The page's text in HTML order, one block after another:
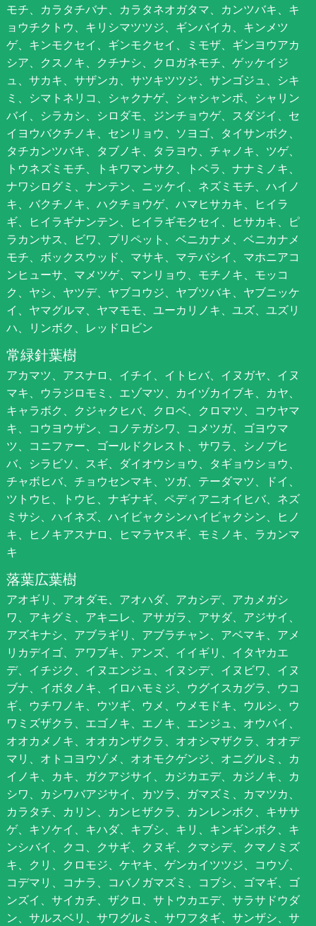
モチ、カラタチバナ、カラタネオガタマ、カンツバキ、キ
ョウチクトウ、キリシマツツジ、ギンバイカ、キンメツ
ゲ、キンモクセイ、ギンモクセイ、ミモザ、ギンヨウアカ
シア、クスノキ、クチナシ、クロガネモチ、ゲッケイジ
ュ、サカキ、サザンカ、サツキツツジ、サンゴジュ、シキ
ミ、シマトネリコ、シャクナゲ、シャシャンポ、シャリン
バイ、シラカシ、シロダモ、ジンチョウゲ、スダジイ、セ
イヨウバクチノキ、センリョウ、ソヨゴ、タイサンボク、
タチカンツバキ、タブノキ、タラヨウ、チャノキ、ツゲ、
トウネズミモチ、トキワマンサク、トベラ、ナナミノキ、
ナワシログミ、ナンテン、ニッケイ、ネズミモチ、ハイノ
キ、バクチノキ、ハクチョウゲ、ハマヒサカキ、ヒイラ
ギ、ヒイラギナンテン、ヒイラギモクセイ、ヒサカキ、ピ
ラカンサス、ビワ、プリペット、ベニカナメ、ベニカナメ
モチ、ボックスウッド、マサキ、マテバシイ、マホニアコ
ンヒューサ、マメツゲ、マンリョウ、モチノキ、モッコ
ク、ヤシ、ヤツデ、ヤブコウジ、ヤブツバキ、ヤブニッケ
イ、ヤマグルマ、ヤマモモ、ユーカリノキ、ユズ、ユズリ
ハ、リンボク、レッドロビン
常緑針葉樹
アカマツ、アスナロ、イチイ、イトヒバ、イヌガヤ、イヌ
マキ、ウラジロモミ、エゾマツ、カイヅカイブキ、カヤ、
キャラボク、クジャクヒバ、クロベ、クロマツ、コウヤマ
キ、コウヨウザン、コノテガシワ、コメツガ、ゴヨウマ
ツ、コニファー、ゴールドクレスト、サワラ、シノブヒ
バ、シラビソ、スギ、ダイオウショウ、タギョウショウ、
チャボヒバ、チョウセンマキ、ツガ、テーダマツ、ドイ、
ツトウヒ、トウヒ、ナギナギ、ペディアニオイヒバ、ネズ
ミサシ、ハイネズ、ハイビャクシンハイビャクシン、ヒノ
キ、ヒノキアスナロ、ヒマラヤスギ、モミノキ、ラカンマ
キ
落葉広葉樹
アオギリ、アオダモ、アオハダ、アカシデ、アカメガシ
ワ、アキグミ、アキニレ、アサガラ、アサダ、アジサイ、
アズキナシ、アブラギリ、アブラチャン、アベマキ、アメ
リカデイゴ、アワブキ、アンズ、イイギリ、イタヤカエ
デ、イチジク、イヌエンジュ、イヌシデ、イヌビワ、イヌ
ブナ、イボタノキ、イロハモミジ、ウグイスカグラ、ウコ
ギ、ウチワノキ、ウツギ、ウメ、ウメモドキ、ウルシ、ウ
ワミズザクラ、エゴノキ、エノキ、エンジュ、オウバイ、
オオカメノキ、オオカンザクラ、オオシマザクラ、オオデ
マリ、オトコヨウゾメ、オオモクゲンジ、オニグルミ、カ
イノキ、カキ、ガクアジサイ、カジカエデ、カジノキ、カ
シワ、カシワバアジサイ、カツラ、ガマズミ、カマツカ、
カラタチ、カリン、カンヒザクラ、カンレンボク、キササ
ゲ、キソケイ、キハダ、キブシ、キリ、キンギンボク、キ
ンシバイ、クコ、クサギ、クヌギ、クマシデ、クマノミズ
キ、クリ、クロモジ、ケヤキ、ゲンカイツツジ、コウゾ、
コデマリ、コナラ、コバノガマズミ、コブシ、ゴマギ、ゴ
ンズイ、サイカチ、ザクロ、サトウカエデ、サラサドウダ
ン、サルスベリ、サワグルミ、サワフタギ、サンザシ、サ